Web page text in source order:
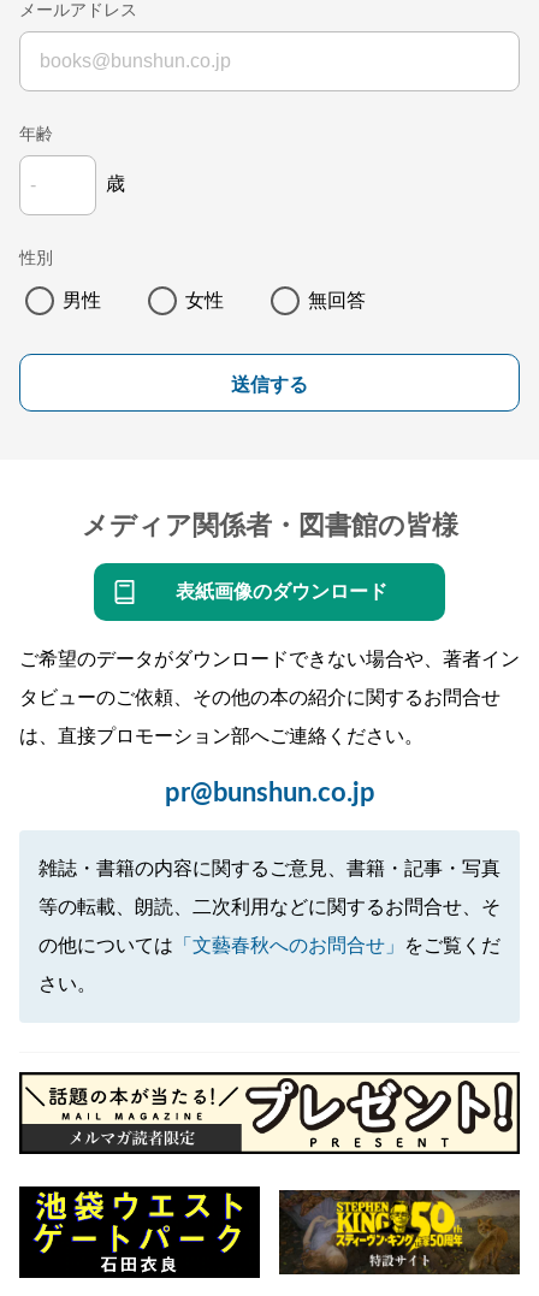
メールアドレス
年齢
歳
性別
男性 女性 無回答
送信する
メディア関係者・図書館の皆様
表紙画像のダウンロード
ご希望のデータがダウンロードできない場合や、著者イン
タビューのご依頼、その他の本の紹介に関するお問合せ
は、直接プロモーション部へご連絡ください。
pr@bunshun.co.jp
雑誌・書籍の内容に関するご意見、書籍・記事・写真
等の転載、朗読、二次利用などに関するお問合せ、そ
の他については 「文藝春秋へのお問合せ」
をご覧くだ
さい。